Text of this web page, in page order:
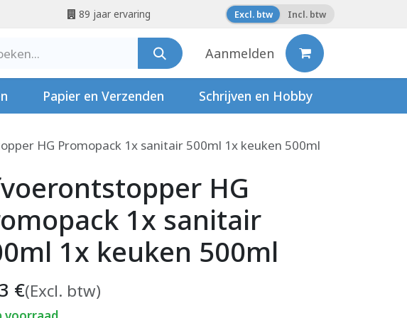
89 jaar ervaring Excl. btw Incl. btw
Aanmelden
Papier en Verzenden Schrijven en Hobby
HG Promopack 1x sanitair 500ml 1x keuken 500ml
HG
1x sanitair
1x keuken 500ml
€(Excl. btw)